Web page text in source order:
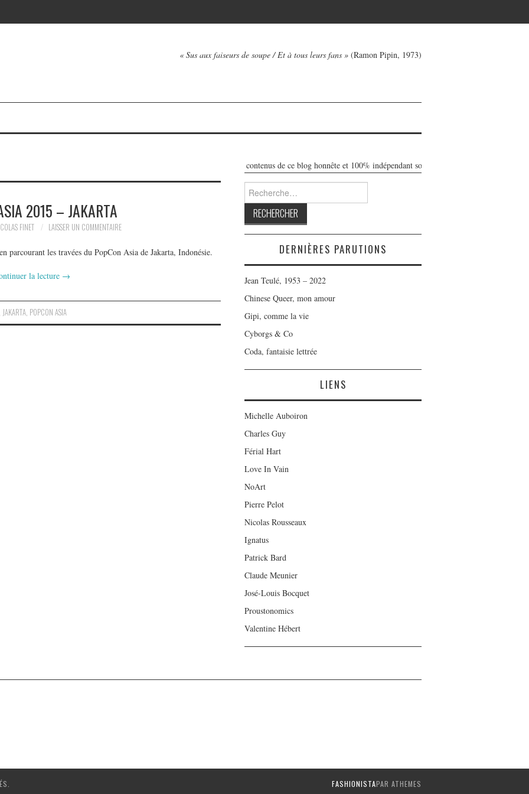
« Sus aux faiseurs de soupe / Et à tous leurs fans » (Ramon Pipin, 1973)
2015 – JAKARTA
FINET LAISSER UN COMMENTAIRE
parcourant les travées du PopCon Asia de Jakarta, Indonésie.
la lecture →
JAKARTA POPCON ASIA
Les contenus de ce blog honnête et 100% indépendant sont libres de toute publicité.
Rechercher :
DERNIÈRES PARUTIONS
Jean Teulé, 1953 – 2022
Chinese Queer, mon amour
Gipi, comme la vie
Cyborgs & Co
Coda, fantaisie lettrée
LIENS
Michelle Auboiron
Charles Guy
Férial Hart
Love In Vain
NoArt
Pierre Pelot
Nicolas Rousseaux
Ignatus
Patrick Bard
Claude Meunier
José-Louis Bocquet
Proustonomics
Valentine Hébert
FASHIONISTAPAR ATHEMES